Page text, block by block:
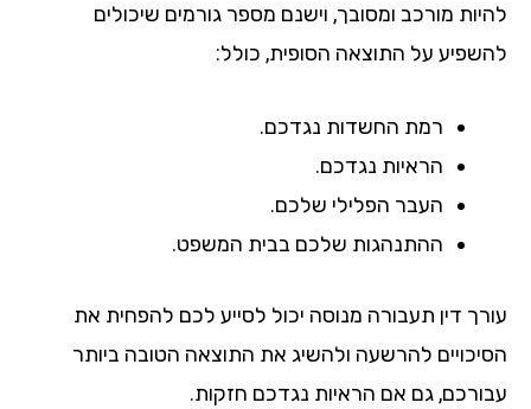
מורכב ומסובך, וישנם מספר גורמים שיכולים
על התוצאה הסופית, כולל:
רמת החשדות נגדכם.
הראיות נגדכם.
העבר הפלילי שלכם.
ההתנהגות שלכם בבית המשפט.
דין תעבורה מנוסה יכול לסייע לכם להפחית את
להרשעה ולהשיג את התוצאה הטובה ביותר
גם אם הראיות נגדכם חזקות.